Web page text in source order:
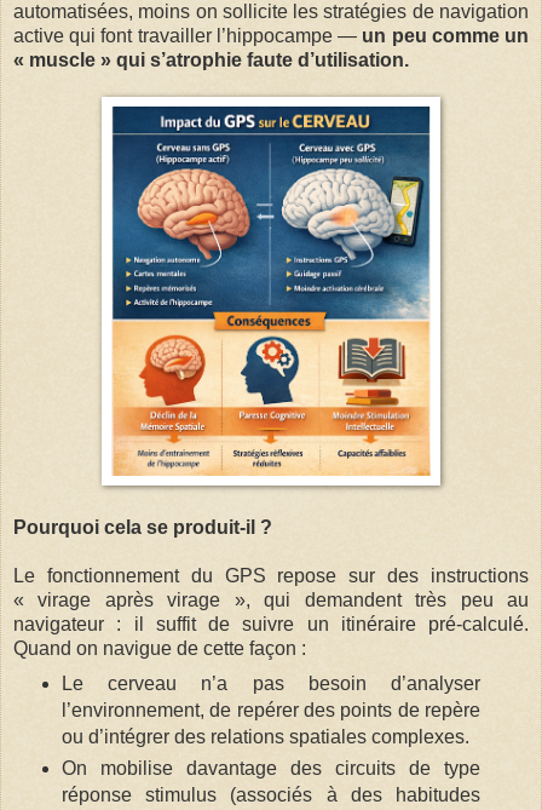
automatisées, moins on sollicite les stratégies de navigation
active qui font travailler l’hippocampe — un peu comme un
« muscle » qui s’atrophie faute d’utilisation.
Pourquoi cela se produit-il ?
Le fonctionnement du GPS repose sur des instructions
« virage après virage », qui demandent très peu au
navigateur : il suffit de suivre un itinéraire pré-calculé.
Quand on navigue de cette façon :
Le cerveau n’a pas besoin d’analyser
l’environnement, de repérer des points de repère
ou d’intégrer des relations spatiales complexes.
On mobilise davantage des circuits de type
réponse stimulus (associés à des habitudes